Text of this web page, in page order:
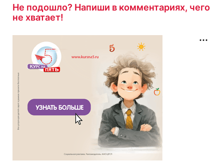
Не подошло? Напиши в комментариях, чего
не хватает!